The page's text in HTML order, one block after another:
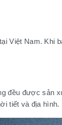
Việt Nam. Khi
được sản
tiết và địa hình.